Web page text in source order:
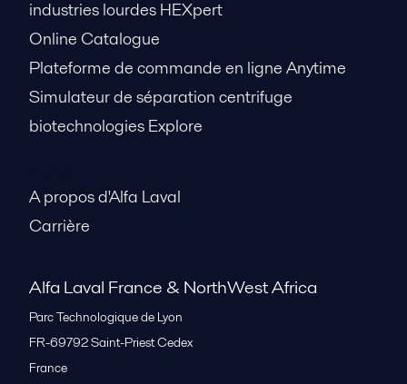
industries lourdes HEXpert
Online Catalogue
Plateforme de commande en ligne Anytime
Simulateur de séparation centrifuge
biotechnologies Explore
A propos d'Alfa Laval
Carrière
Alfa Laval France & NorthWest Africa
Parc Technologique de Lyon
FR-69792Saint-Priest Cedex
France